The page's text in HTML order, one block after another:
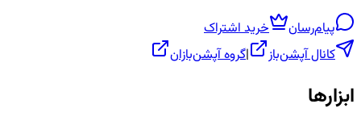
پیام‌رسان
خرید اشتراک
کانال آپشن‌باز
|گروه آپشن‌بازان
ابزارها